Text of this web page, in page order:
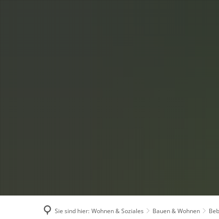
Rathaus &
Unsere Gemeinde
Kommunalpolitik
Bürgerservice
Ämter & Mitarbeiter
Stellenangebote
Ausbildung
Ausschreibungen
Amtliche
Sie sind hier: Wohnen & Soziales Bauen & Wohnen